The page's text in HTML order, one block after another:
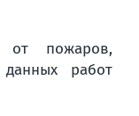
от пожаров,
работ